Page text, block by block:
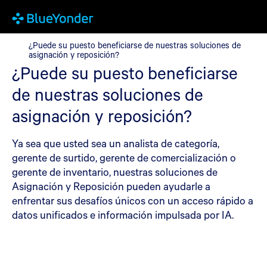
¿Puede su puesto beneficiarse de nuestras soluciones de
¿Puede su puesto beneficiarse de nuestras soluciones de
asignación y reposición?
¿Puede su puesto beneficiarse
de nuestras soluciones de
asignación y reposición?
Ya sea que usted sea un analista de categoría,
gerente de surtido, gerente de comercialización o
gerente de inventario, nuestras soluciones de
Asignación y Reposición pueden ayudarle a
enfrentar sus desafíos únicos con un acceso rápido a
datos unificados e información impulsada por IA.